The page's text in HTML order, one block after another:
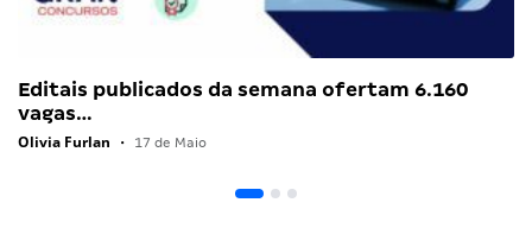
Editais publicados da semana ofertam 6.160
vagas…
Olivia Furlan • 17 de Maio